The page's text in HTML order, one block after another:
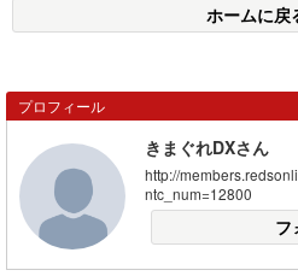
ホームに戻
プロフィール
きまぐれDXさん
http://
ntc_num=12800
フ